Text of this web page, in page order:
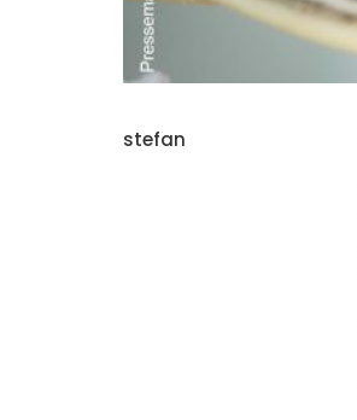
stefan